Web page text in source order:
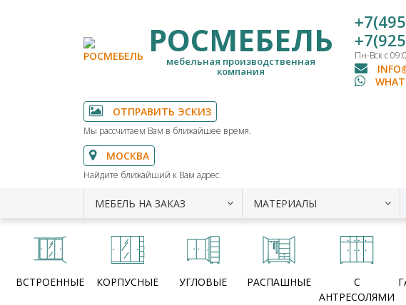
РОСМЕБЕЛЬ
мебельная производственная
компания
Пн-Вск с
ОТПРАВИТЬ ЭСКИЗ
Мы рассчитаем Вам в ближайшее время.
МОСКВА
Найдите ближайший к Вам адрес.
МЕБЕЛЬ НА ЗАКАЗ МАТЕРИАЛЫ
ВСТРОЕННЫЕ КОРПУСНЫЕ УГЛОВЫЕ РАСПАШНЫЕ
С
АНТРЕСОЛЯМИ